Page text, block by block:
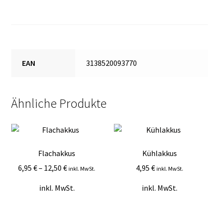
EAN 3138520093770
Ähnliche Produkte
Flachakkus
6,95€– 12,50€ inkl. MwSt.
inkl. MwSt.
Kühlakkus
4,95€ inkl. MwSt.
inkl. MwSt.